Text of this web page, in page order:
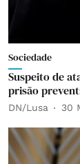
Sociedade
Suspeito de
prisão
DN/Lusa 30